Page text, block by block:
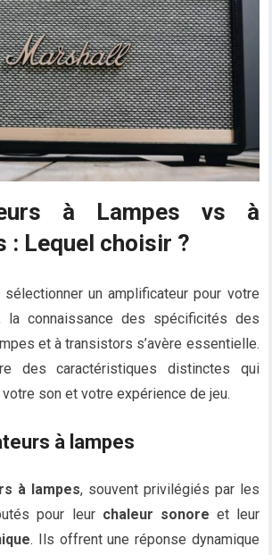
à Lampes vs à
: Lequel choisir ?
sélectionner un amplificateur pour votre
la connaissance des spécificités des
et à transistors s’avère essentielle.
des caractéristiques distinctes qui
son et votre expérience de jeu.
à lampes
à lampes, souvent privilégiés par les
pour leur chaleur sonore et leur
. Ils offrent une réponse dynamique